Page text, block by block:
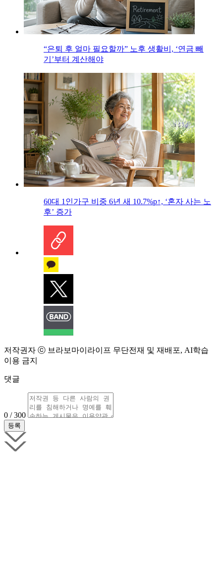
“은퇴 후 얼마 필요할까” 노후 생활비, ‘연금 빼
기’부터 계산해야
60대 1인가구 비중 6년 새 10.7%p↑, ‘혼자 사는 노
후’ 증가
저작권자 ⓒ 브라보마이라이프 무단전재 및 재배포, AI학습
이용 금지
댓글
0 / 300